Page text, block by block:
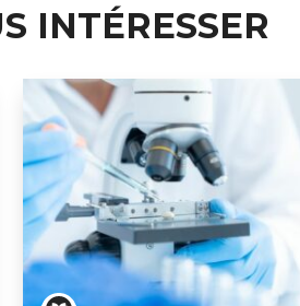
INTÉRESSER